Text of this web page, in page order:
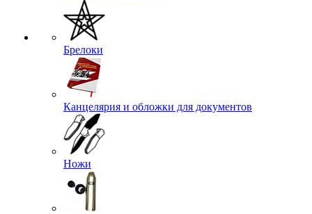
Брелоки
Канцелярия и обложки для документов
Ножи